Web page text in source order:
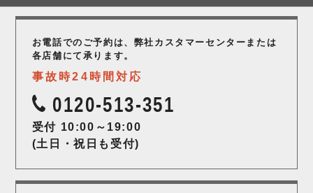
お電話でのご予約は、弊社カスタマーセンター または
各店舗にて承ります。
事故時24時間対応
0120-513-351
受付 10:00～19:00
(土日・祝日も受付)